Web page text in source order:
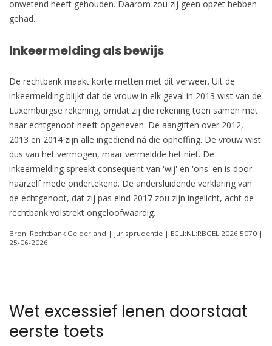
onwetend heeft gehouden. Daarom zou zij geen opzet hebben
gehad.
Inkeermelding als bewijs
De rechtbank maakt korte metten met dit verweer. Uit de
inkeermelding blijkt dat de vrouw in elk geval in 2013 wist van de
Luxemburgse rekening, omdat zij die rekening toen samen met
haar echtgenoot heeft opgeheven. De aangiften over 2012,
2013 en 2014 zijn alle ingediend ná die opheffing. De vrouw wist
dus van het vermogen, maar vermeldde het niet. De
inkeermelding spreekt consequent van 'wij' en 'ons' en is door
haarzelf mede ondertekend. De andersluidende verklaring van
de echtgenoot, dat zij pas eind 2017 zou zijn ingelicht, acht de
rechtbank volstrekt ongeloofwaardig.
Bron: Rechtbank Gelderland | jurisprudentie | ECLI:NL:RBGEL:2026:5070 |
25-06-2026
Wet excessief lenen doorstaat
eerste toets